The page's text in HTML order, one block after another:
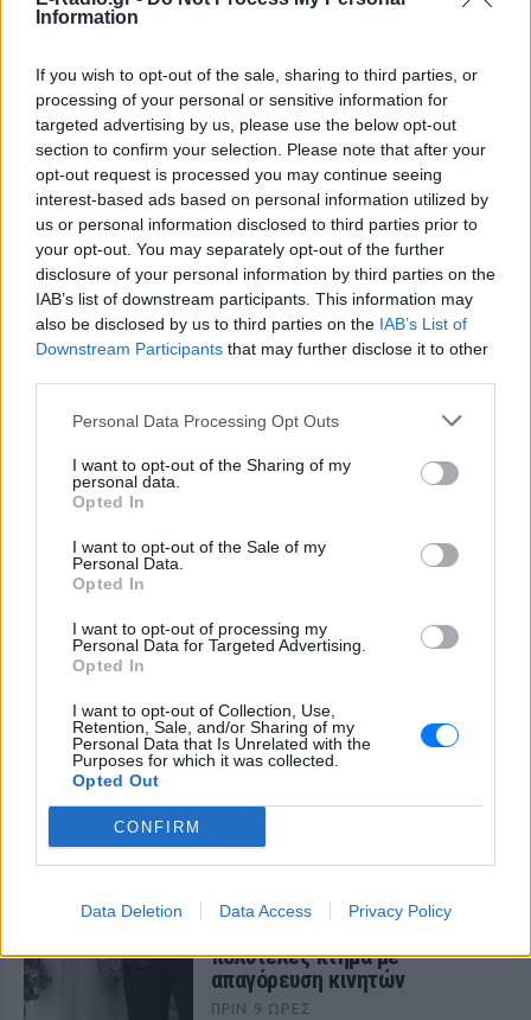
Information
If you wish to opt-out of the sale, sharing to third parties, or
processing of your personal or sensitive information for
targeted advertising by us, please use the below opt-out
section to confirm your selection. Please note that after your
opt-out request is processed you may continue seeing
interest-based ads based on personal information utilized by
us or personal information disclosed to third parties prior to
your opt-out. You may separately opt-out of the further
disclosure of your personal information by third parties on the
IAB’s list of downstream participants. This information may
also be disclosed by us to third parties on the IAB’s List of
Downstream Participants that may further disclose it to other
Personal Data Processing Opt Outs
I want to opt-out of the Sharing of my
personal data.
Opted In
I want to opt-out of the Sale of my
Personal Data.
Opted In
I want to opt-out of processing my
Personal Data for Targeted Advertising.
Opted In
I want to opt-out of Collection, Use,
Retention, Sale, and/or Sharing of my
Personal Data that Is Unrelated with the
Purposes for which it was collected.
Opted Out
CONFIRM
Data Deletion Data Access Privacy Policy
ΔΕΙΤΕ ΕΠΙΣΗΣ
ΣΤΗΝ ΙΔΙΑ ΚΑΤΗΓΟΡΙΑ
Έξαλλη Ιουλία Καλλιμάνη
πλήρωσε με το ίδιο νόμισμα
αυτό;»
Ιουλία Καλλιμάνη: θαμώνας της πετούσε
με δύναμη λουλούδια μαζί με τα πανέρια
και η τραγουδίστρια ανταπέδωσε
«Τα κάνετε κάφρους και κτήνη
χωρίς ενσυναίσθηση»: Ο Τάσος
Δούσης...δικάζει
περιστατικά των καλοκαιρινών
διακοπών
Μυστική γαμήλια γιορτή για
πολυτελές κτήμα με
απαγόρευση κινητών
ΠΡΙΝ 9 ΏΡΕΣ